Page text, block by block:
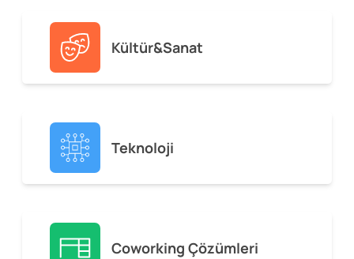
Kültür&Sanat
Teknoloji
Coworking Çözümleri